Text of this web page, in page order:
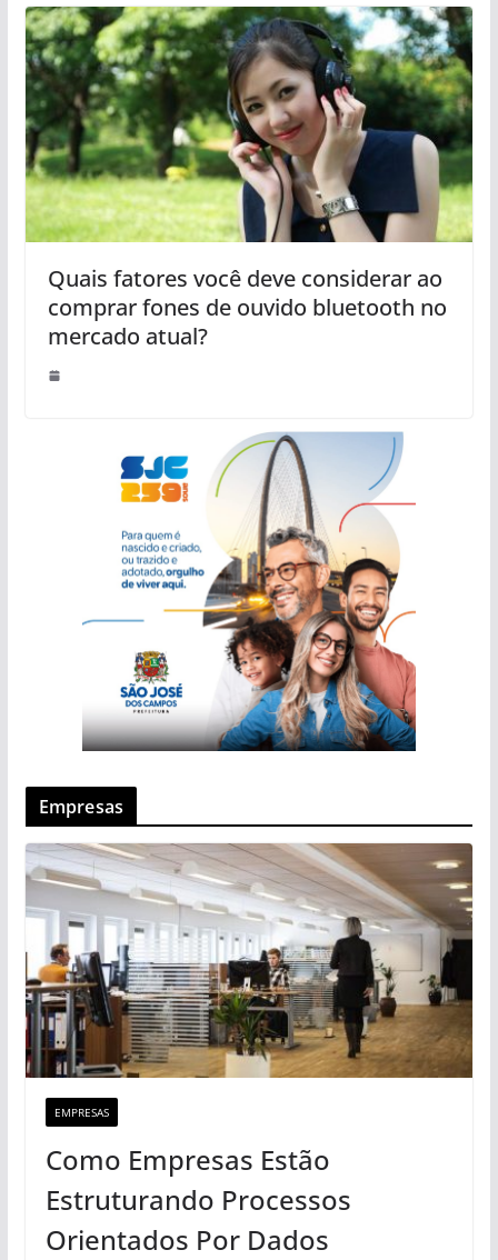
Quais fatores você deve considerar ao
comprar fones de ouvido bluetooth no
mercado atual?
Empresas
EMPRESAS
Como Empresas Estão
Estruturando Processos
Orientados Por Dados